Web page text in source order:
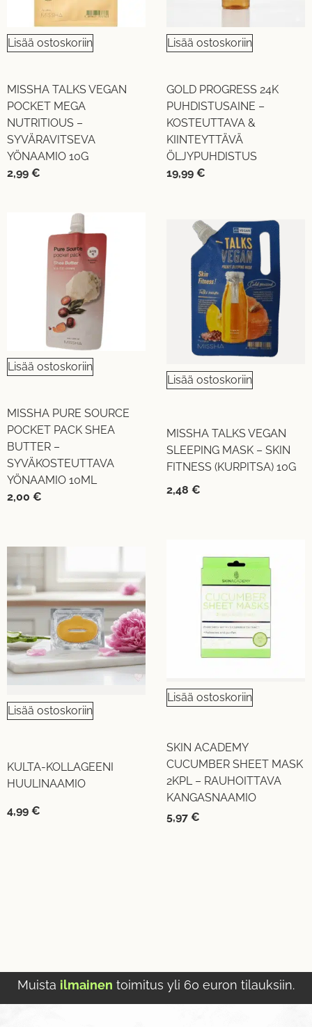
Lisää ostoskoriin
MISSHA TALKS VEGAN
POCKET MEGA
NUTRITIOUS –
SYVÄRAVITSEVA
YÖNAAMIO 10G
2,99 €
Lisää ostoskoriin
GOLD PROGRESS 24K
PUHDISTUSAINE –
KOSTEUTTAVA &
KIINTEYTTÄVÄ
ÖLJYPUHDISTUS
19,99 €
Lisää ostoskoriin
MISSHA PURE SOURCE
POCKET PACK SHEA
BUTTER –
SYVÄKOSTEUTTAVA
YÖNAAMIO 10ML
2,00 €
Lisää ostoskoriin
MISSHA TALKS VEGAN
SLEEPING MASK – SKIN
FITNESS (KURPITSA) 10G
2,48 €
Lisää ostoskoriin
KULTA-KOLLAGEENI
HUULINAAMIO
4,99 €
Lisää ostoskoriin
SKIN ACADEMY
CUCUMBER SHEET MASK
2KPL – RAUHOITTAVA
KANGASNAAMIO
5,97 €
Muista ilmainen toimitus yli 60 euron tilauksiin.